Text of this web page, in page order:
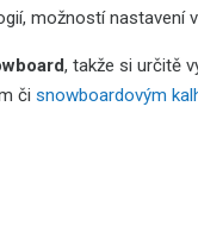
možností nastavení
, takže si určitě
či snowboardovým